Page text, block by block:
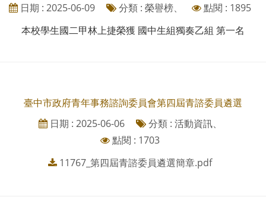
日期 : 2025-06-09
分類 : 榮譽榜、
點閱 : 1895
本校學生國二甲林上捷榮獲 國中生組獨奏乙組 第一名
臺中市政府青年事務諮詢委員會第四屆青諮委員遴選
日期 : 2025-06-06
分類 : 活動資訊、
點閱 : 1703
11767_第四屆青諮委員遴選簡章.pdf